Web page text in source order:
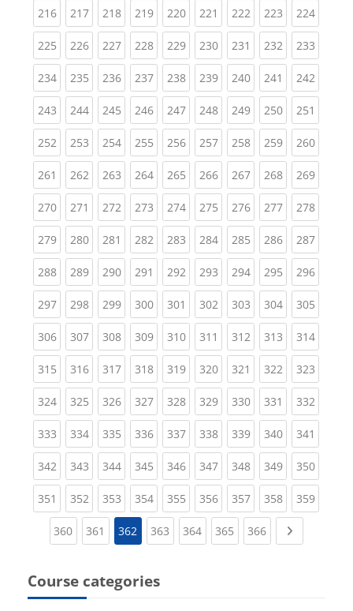
216(current)
217(current)
218(current)
219(current)
220(current)
221 (current)
222(current)
223(current)
224
225(current)
226(current)
227(current)
228(current)
229(current)
230(current)
231 (current)
232(current)
233
234(current)
235(current)
236(current)
237(current)
238(current)
239(current)
240(current)
241 (current)
242
243(current)
244(current)
245(current)
246(current)
247(current)
248(current)
249(current)
250(current)
251
252(current)
253(current)
254(current)
255(current)
256(current)
257(current)
258(current)
259(current)
260
261 (current)
262(current)
263(current)
264(current)
265(current)
266(current)
267(current)
268(current)
269
270(current)
271 (current)
272(current)
273(current)
274(current)
275(current)
276(current)
277(current)
278
279(current)
280(current)
281 (current)
282(current)
283(current)
284(current)
285(current)
286(current)
287
288(current)
289(current)
290(current)
291 (current)
292(current)
293(current)
294(current)
295(current)
296
297(current)
298(current)
299(current)
300(current)
301 (current)
302(current)
303(current)
304(current)
305
306(current)
307(current)
308(current)
309(current)
310(current)
311 (current)
312(current)
313(current)
314
315(current)
316(current)
317(current)
318(current)
319(current)
320(current)
321 (current)
322(current)
323
324(current)
325(current)
326(current)
327(current)
328(current)
329(current)
330(current)
331 (current)
332
333(current)
334(current)
335(current)
336(current)
337(current)
338(current)
339(current)
340(current)
341
342(current)
343(current)
344(current)
345(current)
346(current)
347(current)
348(current)
349(current)
350
351 (current)
352(current)
353(current)
354(current)
355(current)
356(current)
357(current)
358(current)
359
360(current)
361 (current)
362 363 (current)
364(current)
365 (current)
366(current)Next page
Course categories